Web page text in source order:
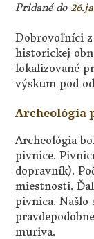
Pridané do
Dobrovoľníci z
historickej
lokalizované
výskum pod
Archeológia
Archeológia
pivnice.
dopravník).
miestnosti.
pivnica. Našlo
muriva.